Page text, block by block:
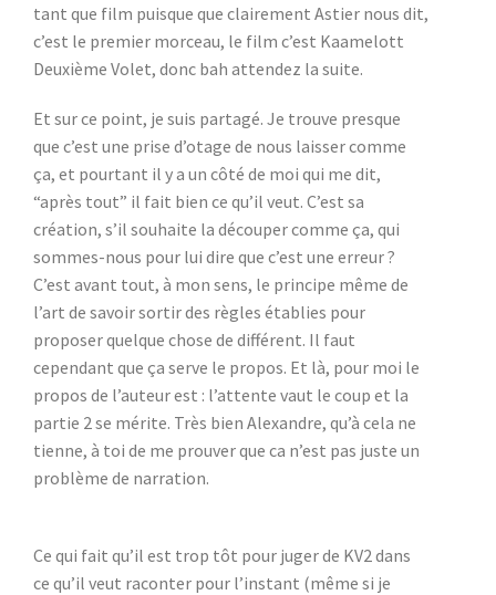
tant que film puisque que clairement Astier nous dit,
c’est le premier morceau, le film c’est Kaamelott
Deuxième Volet, donc bah attendez la suite.
Et sur ce point, je suis partagé. Je trouve presque
que c’est une prise d’otage de nous laisser comme
ça, et pourtant il y a un côté de moi qui me dit,
“après tout” il fait bien ce qu’il veut. C’est sa
création, s’il souhaite la découper comme ça, qui
sommes-nous pour lui dire que c’est une erreur ?
C’est avant tout, à mon sens, le principe même de
l’art de savoir sortir des règles établies pour
proposer quelque chose de différent. Il faut
cependant que ça serve le propos. Et là, pour moi le
propos de l’auteur est : l’attente vaut le coup et la
partie 2 se mérite. Très bien Alexandre, qu’à cela ne
tienne, à toi de me prouver que ca n’est pas juste un
problème de narration.
Ce qui fait qu’il est trop tôt pour juger de KV2 dans
ce qu’il veut raconter pour l’instant (même si je